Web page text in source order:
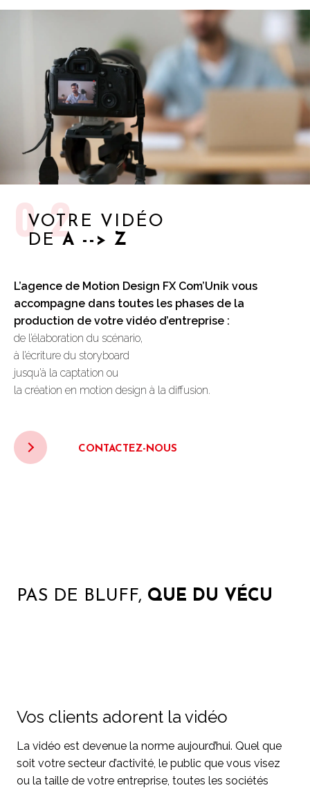
02
VOTRE VIDÉO
DEA --> Z
L’agence de Motion Design FX Com’Unik vous
accompagne dans toutes les phases de la
production de votre vidéo d’entreprise :
de l’élaboration du scénario,
à l’écriture du storyboard
jusqu’à la captation ou
la création en motion design à la diffusion.
CONTACTEZ-NOUS
PAS DE BLUFF, QUE DU VÉCU
Vos clients adorent la vidéo
La vidéo est devenue la norme aujourd’hui. Quel que
soit votre secteur d’activité, le public que vous visez
ou la taille de votre entreprise, toutes les sociétés